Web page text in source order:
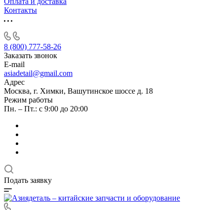
Контакты
8 (800) 777-58-26
Заказать звонок
E-mail
asiadetail@gmail.com
Адрес
Москва, г. Химки, Вашутинское шоссе д. 18
Режим работы
Пн. – Пт.: с 9:00 до 20:00
Подать заявку